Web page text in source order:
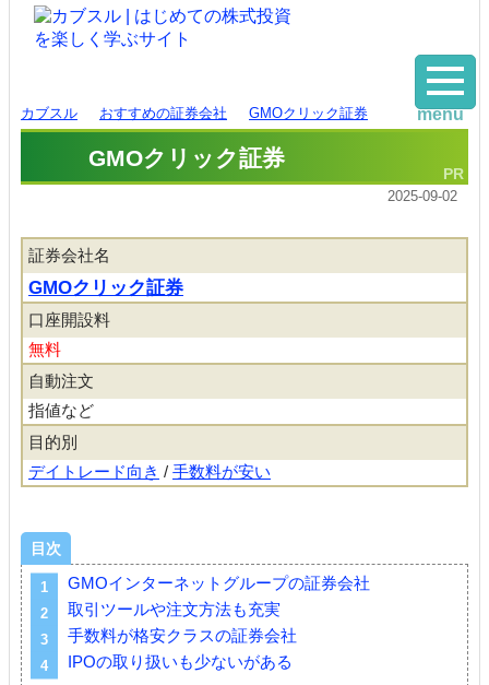
カブスル おすすめの証券会社 GMOクリック証券
GMOクリック証券
2025-09-02
証券会社名
GMOクリック証券
口座開設料
無料
自動注文
指値など
目的別
デイトレード向き / 手数料が安い
目次
GMOインターネットグループの証券会社
取引ツールや注文方法も充実
手数料が格安クラスの証券会社
IPOの取り扱いも少ないがある
menu